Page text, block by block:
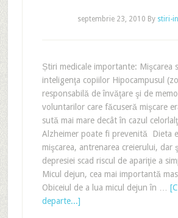
septembrie 23, 2010 By stiri-
Știri medicale importante: Mişcarea
inteligenţa copiilor Hipocampusul
responsabilă de învăţare şi de
voluntarilor care făcuseră mişcare
sută mai mare decât în cazul
Alzheimer poate fi prevenită Dieta
mişcarea, antrenarea creierului, dar
depresiei scad riscul de apariţie a
Micul dejun, cea mai importantă
Obiceiul de a lua micul dejun în …
departe...]